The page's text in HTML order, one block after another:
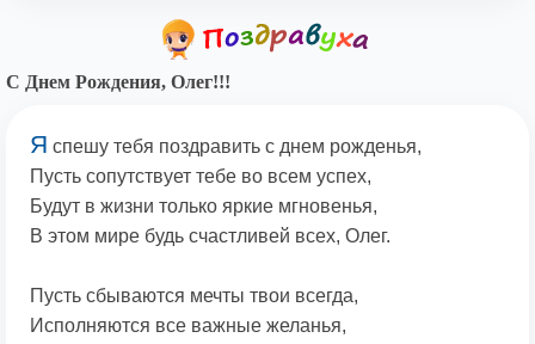
С Днем Рождения, Олег!!!
Я спешу тебя поздравить с днем рожденья,
Пусть сопутствует тебе во всем успех,
Будут в жизни только яркие мгновенья,
В этом мире будь счастливей всех, Олег.
Пусть сбываются мечты твои всегда,
Исполняются все важные желанья,